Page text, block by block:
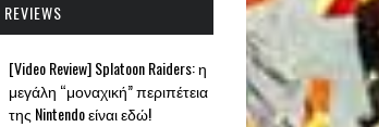
[Video Review] Splatoon Raiders: η
μεγάλη “μοναχική” περιπέτεια
της Nintendo είναι εδώ!